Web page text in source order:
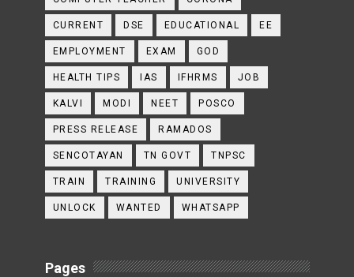
CURRENT DSE EDUCATIONAL EE
EMPLOYMENT EXAM GOD
HEALTH TIPS IAS IFHRMS JOB
KALVI MODI NEET POSCO
PRESS RELEASE RAMADOS
SENCOTAYAN TN GOVT TNPSC
TRAIN TRAINING UNIVERSITY
UNLOCK WANTED WHATSAPP
Pages